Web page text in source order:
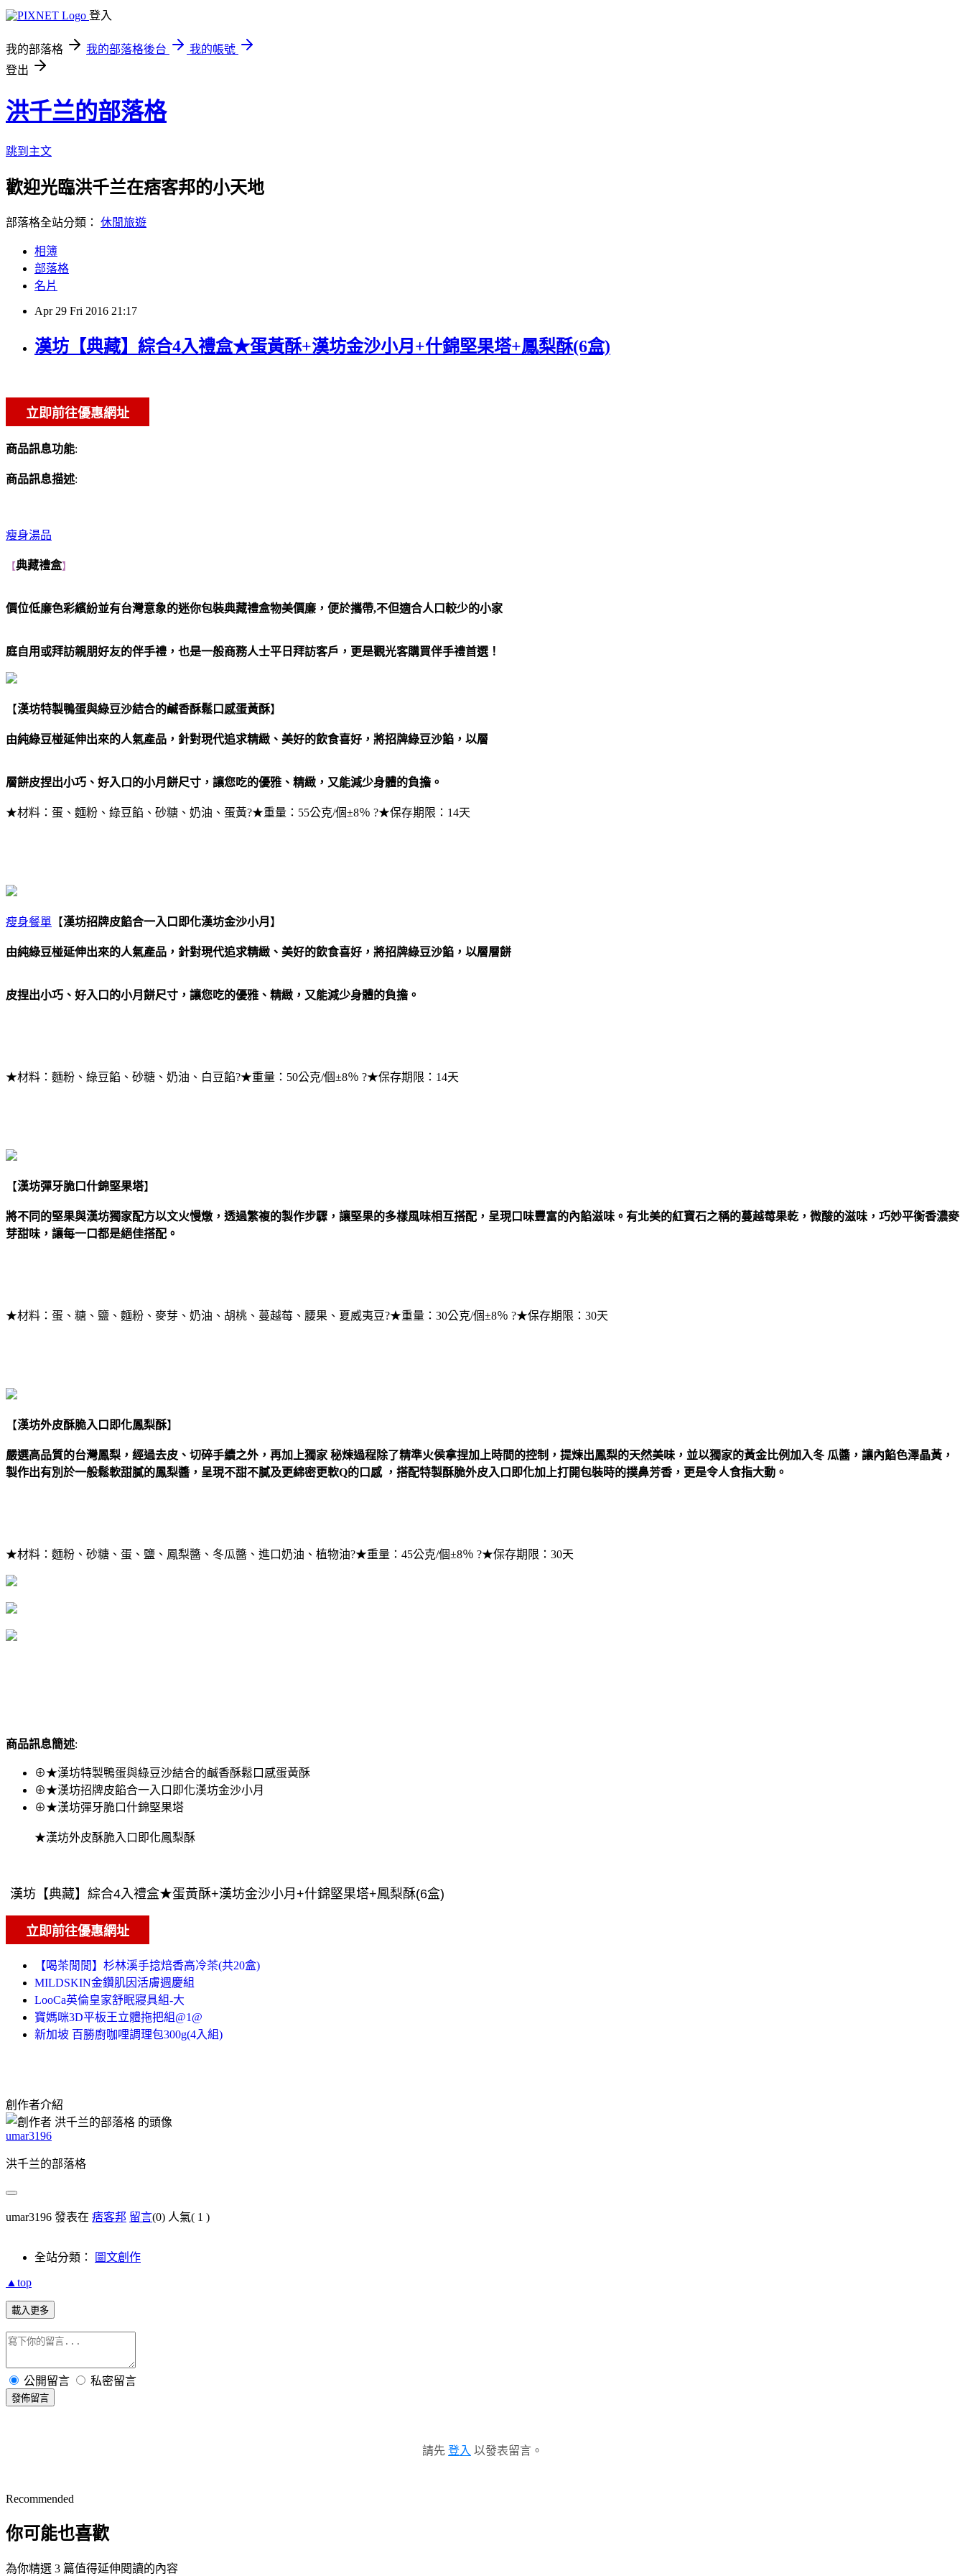
登入
我的部落格 我的部落格後台
我的帳號
登出
洪千兰的部落格
跳到主文
歡迎光臨洪千兰在痞客邦的小天地
部落格全站分類： 休閒旅遊
相簿
部落格
名片
Apr 29 Fri 2016 21:17
漢坊【典藏】綜合4入禮盒★蛋黃酥+漢坊金沙小月+什錦堅果塔+鳳梨酥(6盒)
商品訊息功能:
商品訊息描述:
瘦身湯品
【典藏禮盒】
價位低廉色彩繽紛並有台灣意象的迷你包裝典藏禮盒物美價廉，便於攜帶,不但適合人口較少的小家
庭自用或拜訪親朋好友的伴手禮，也是一般商務人士平日拜訪客戶，更是觀光客購買伴手禮首選！
【漢坊特製鴨蛋與綠豆沙結合的鹹香酥鬆口感蛋黃酥】
由純綠豆椪延伸出來的人氣產品，針對現代追求精緻、美好的飲食喜好，將招牌綠豆沙餡，以層
層餅皮捏出小巧、好入口的小月餅尺寸，讓您吃的優雅、精緻，又能減少身體的負擔。
★材料：蛋、麵粉、綠豆餡、砂糖、奶油、蛋黃?★重量：55公克/個±8％ ?★保存期限：14天
瘦身餐單 【漢坊招牌皮餡合一入口即化漢坊金沙小月 】
由純綠豆椪延伸出來的人氣產品，針對現代追求精緻、美好的飲食喜好，將招牌綠豆沙餡，以層層餅
皮捏出小巧、好入口的小月餅尺寸，讓您吃的優雅、精緻，又能減少身體的負擔。
★材料：麵粉、綠豆餡、砂糖、奶油、白豆餡?★重量：50公克/個±8％ ?★保存期限：14天
【漢坊彈牙脆口什錦堅果塔】
將不同的堅果與漢坊獨家配方以文火慢燉，透過繁複的製作步驟，讓堅果的多樣風味相互搭配，呈現口味豐富的內餡滋味。有北美的紅寶石之稱的蔓越莓果乾，微酸的滋味，巧妙平衡香濃麥
芽甜味，讓每一口都是絕佳搭配。
★材料：蛋、糖、鹽、麵粉、麥芽、奶油、胡桃、蔓越莓、腰果、夏威夷豆?★重量：30公克/個±8％ ?★保存期限：30天
【漢坊外皮酥脆入口即化鳳梨酥】
嚴選高品質的台灣鳳梨，經過去皮、切碎手續之外，再加上獨家 秘煉過程除了精準火侯拿捏加上時間的控制，提煉出鳳梨的天然美味，並以獨家的黃金比例加入冬 瓜醬，讓內餡色澤晶黃，
製作出有別於一般鬆軟甜膩的鳳梨醬，呈現不甜不膩及更綿密更軟Q的口感 ，搭配特製酥脆外皮入口即化加上打開包裝時的撲鼻芳香，更是令人食指大動。
★材料：麵粉、砂糖、蛋、鹽、鳳梨醬、冬瓜醬、進口奶油、植物油?★重量：45公克/個±8％ ?★保存期限：30天
商品訊息簡述:
⊕★漢坊特製鴨蛋與綠豆沙結合的鹹香酥鬆口感蛋黃酥
⊕★漢坊招牌皮餡合一入口即化漢坊金沙小月
⊕★漢坊彈牙脆口什錦堅果塔
★漢坊外皮酥脆入口即化鳳梨酥
【喝茶閒閒】杉林溪手捻焙香高冷茶(共20盒)
MILDSKIN金鑽肌因活膚週慶組
LooCa英倫皇家舒眠寢具組-大
寶媽咪3D平板王立體拖把組@1@
新加坡 百勝廚咖哩調理包300g(4入組)
創作者介紹
umar3196
洪千兰的部落格
umar3196 發表在 痞客邦 留言(0) 人氣( 1 )
全站分類： 圖文創作
▲top
載入更多
公開留言 私密留言
發佈留言
請先 登入 以發表留言。
Recommended
你可能也喜歡
為你精選 3 篇值得延伸閱讀的內容